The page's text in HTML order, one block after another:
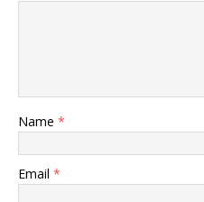
Name *
Email *